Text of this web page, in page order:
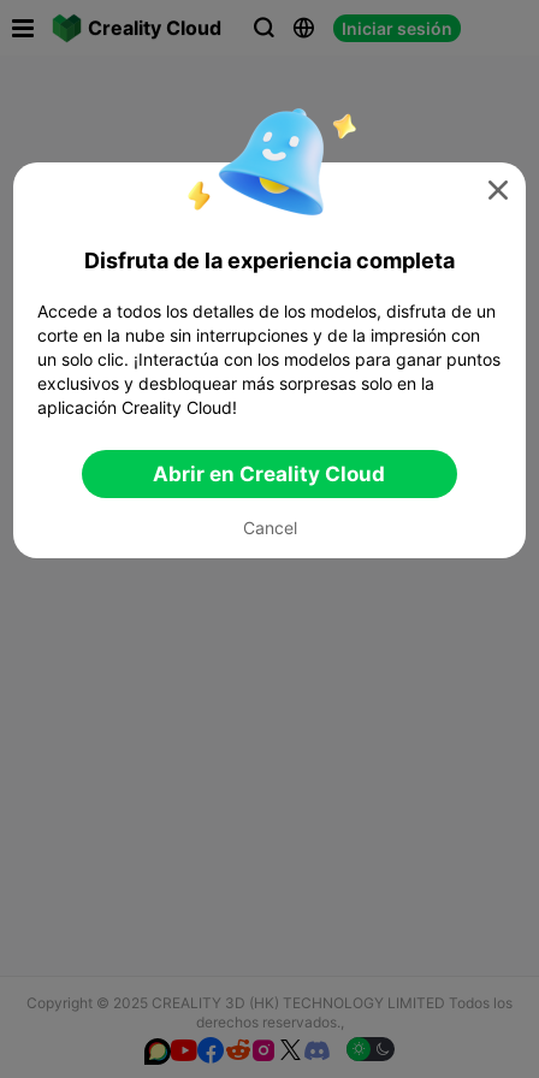
Creality Cloud   Iniciar sesión
Copyright © 2025 CREALITY 3D (HK) TECHNOLOGY LIMITED Todos los
derechos reservados.,
  

Disfruta de la experiencia completa
Accede a todos los detalles de los modelos, disfruta de un
corte en la nube sin interrupciones y de la impresión con
un solo clic. ¡Interactúa con los modelos para ganar puntos
exclusivos y desbloquear más sorpresas solo en la
aplicación Creality Cloud!
Abrir en Creality Cloud
Cancel